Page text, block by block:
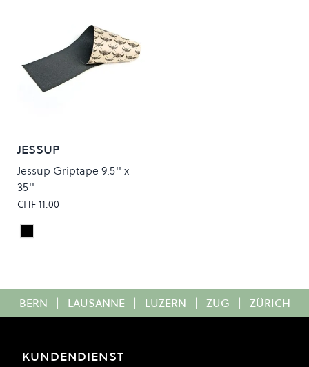
JESSUP
Jessup Griptape 9.5'' x
35''
CHF 11.00
Colour
Black
BERN | LAUSANNE | LUZERN | ZUG | ZÜRICH
KUNDENDIENST